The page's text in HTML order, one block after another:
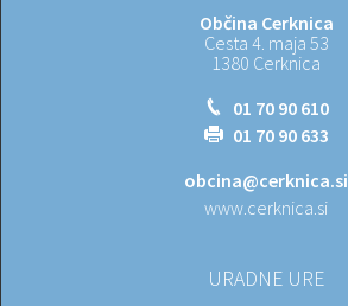
Občina Cerknica
Cesta 4. maja 53
1380 Cerknica
01 70 90 610
01 70 90 633
obcina@cerknica.si
www.cerknica.si
URADNE URE